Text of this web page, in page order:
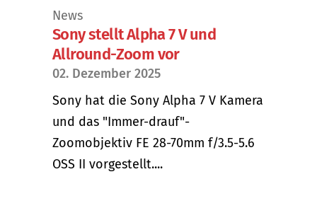
News
Sony stellt Alpha 7 V und
Allround-Zoom vor
02. Dezember 2025
Sony hat die Sony Alpha 7 V Kamera
und das "Immer-drauf"-
Zoomobjektiv FE 28-70mm f/3.5-5.6
OSS II vorgestellt....